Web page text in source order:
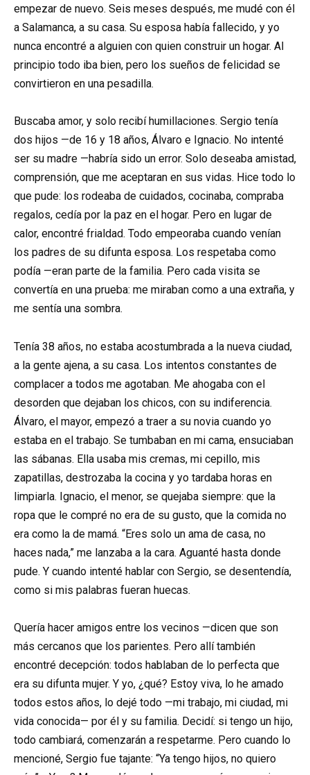
empezar de nuevo. Seis meses después, me mudé con él
a Salamanca, a su casa. Su esposa había fallecido, y yo
nunca encontré a alguien con quien construir un hogar. Al
principio todo iba bien, pero los sueños de felicidad se
convirtieron en una pesadilla.
Buscaba amor, y solo recibí humillaciones. Sergio tenía
dos hijos —de 16 y 18 años, Álvaro e Ignacio. No intenté
ser su madre —habría sido un error. Solo deseaba amistad,
comprensión, que me aceptaran en sus vidas. Hice todo lo
que pude: los rodeaba de cuidados, cocinaba, compraba
regalos, cedía por la paz en el hogar. Pero en lugar de
calor, encontré frialdad. Todo empeoraba cuando venían
los padres de su difunta esposa. Los respetaba como
podía —eran parte de la familia. Pero cada visita se
convertía en una prueba: me miraban como a una extraña, y
me sentía una sombra.
Tenía 38 años, no estaba acostumbrada a la nueva ciudad,
a la gente ajena, a su casa. Los intentos constantes de
complacer a todos me agotaban. Me ahogaba con el
desorden que dejaban los chicos, con su indiferencia.
Álvaro, el mayor, empezó a traer a su novia cuando yo
estaba en el trabajo. Se tumbaban en mi cama, ensuciaban
las sábanas. Ella usaba mis cremas, mi cepillo, mis
zapatillas, destrozaba la cocina y yo tardaba horas en
limpiarla. Ignacio, el menor, se quejaba siempre: que la
ropa que le compré no era de su gusto, que la comida no
era como la de mamá. “Eres solo un ama de casa, no
haces nada,” me lanzaba a la cara. Aguanté hasta donde
pude. Y cuando intenté hablar con Sergio, se desentendía,
como si mis palabras fueran huecas.
Quería hacer amigos entre los vecinos —dicen que son
más cercanos que los parientes. Pero allí también
encontré decepción: todos hablaban de lo perfecta que
era su difunta mujer. Y yo, ¿qué? Estoy viva, lo he amado
todos estos años, lo dejé todo —mi trabajo, mi ciudad, mi
vida conocida— por él y su familia. Decidí: si tengo un hijo,
todo cambiará, comenzarán a respetarme. Pero cuando lo
mencioné, Sergio fue tajante: “Ya tengo hijos, no quiero